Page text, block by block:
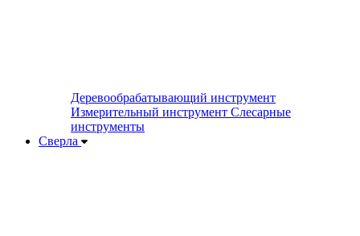
Деревообрабатывающий инструмент
Измерительный инструмент Слесарные
инструменты
Сверла